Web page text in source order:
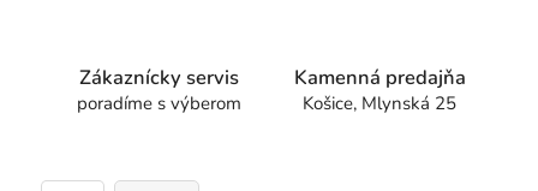
Zákaznícky servis
poradíme s výberom
Kamenná predajňa
Košice, Mlynská 25